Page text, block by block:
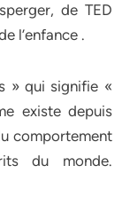
de TED
l’enfance .
» qui signifie «
existe depuis
comportement
du monde.